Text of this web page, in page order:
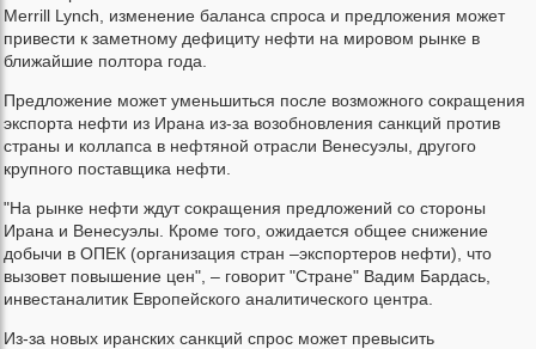
Merrill Lynch, изменение баланса спроса и предложения может
привести к заметному дефициту нефти на мировом рынке в
ближайшие полтора года.
Предложение может уменьшиться после возможного сокращения
экспорта нефти из Ирана из-за возобновления санкций против
страны и коллапса в нефтяной отрасли Венесуэлы, другого
крупного поставщика нефти.
"На рынке нефти ждут сокращения предложений со стороны
Ирана и Венесуэлы. Кроме того, ожидается общее снижение
добычи в ОПЕК (организация стран –экспортеров нефти), что
вызовет повышение цен", – говорит "Стране" Вадим Бардась,
инвестаналитик Европейского аналитического центра.
Из-за новых иранских санкций спрос может превысить